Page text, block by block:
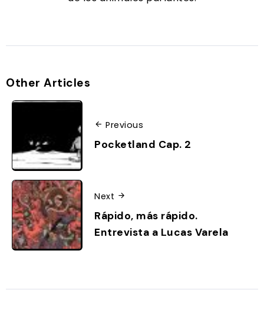
Other Articles
Previous
Pocketland Cap. 2
Next
Rápido, más rápido.
Entrevista a Lucas Varela